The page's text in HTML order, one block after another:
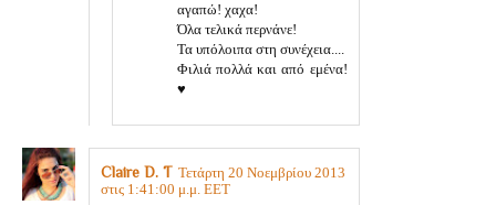
αγαπώ! χαχα!
Όλα τελικά περνάνε!
Τα υπόλοιπα στη συνέχεια....
Φιλιά πολλά και από εμένα!
♥
Claire D. T Τετάρτη 20 Νοεμβρίου 2013
στις 1:41:00 μ.μ. EET